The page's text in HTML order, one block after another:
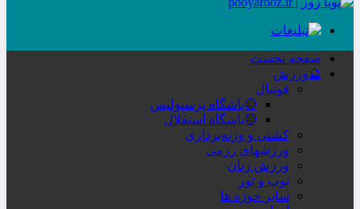
صفحه نخست
🔮ورزش
فوتبال
🔴باشگاه پرسپولیس
🔵باشگاه استقلال
کشتی و وزنه‌برداری
ورزشهای رزمی
ورزش زنان
توپ و تور
سایر حوزه ها